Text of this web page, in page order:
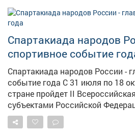
спортсменов международного
стали предметом гордости не
и для всей страны. В карточках расскажем об истории
тяжелой атлетики, ее
кузбасских спортсменах.
Спартакиада народов
спортивное событие
Спартакиада народов России -
событие года С 31 июля по 18 октября 2026 года в
стране пройдет II
субъектами Российской
спорта - масштабные
объединят сильнейших